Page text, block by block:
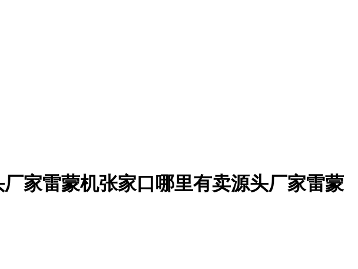
家雷蒙机张家口哪里有卖源头厂家雷蒙